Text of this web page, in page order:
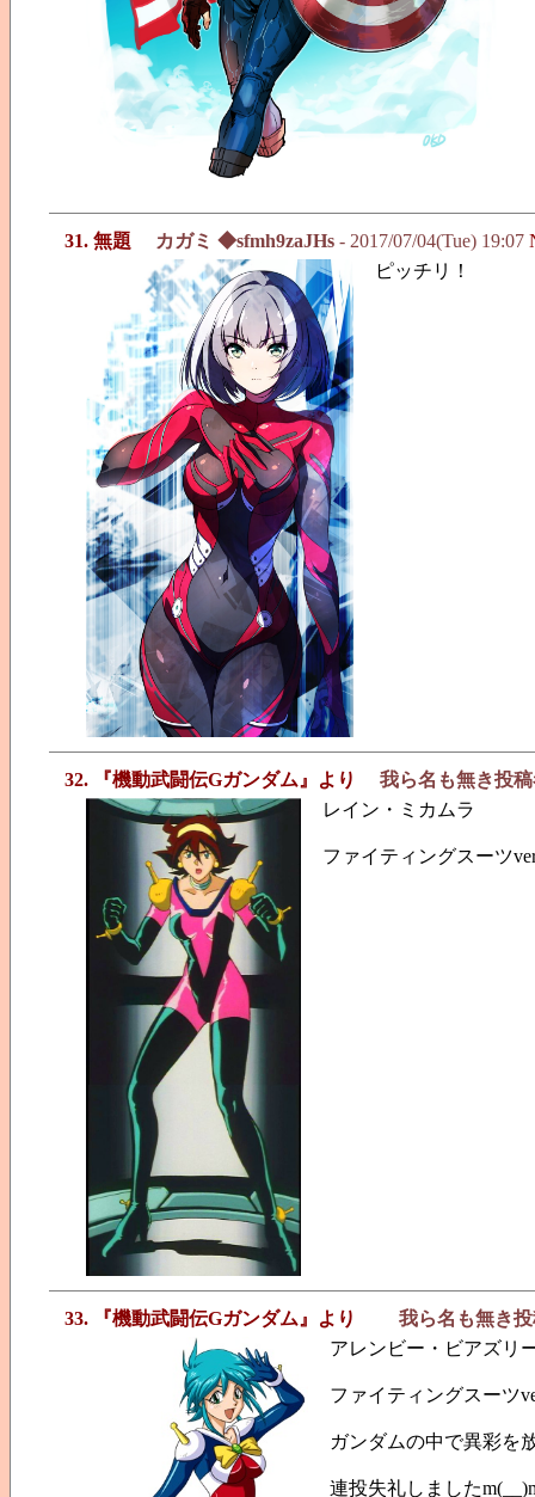
31. 無題 カガミ ◆sfmh9zaJHs - 2017/07/04(Tue) 19:07
ピッチリ！
32. 『機動武闘伝Gガンダム』より
我ら名も無き投
レイン・ミカムラ
ファイティングスーツ
33. 『機動武闘伝Gガンダム』より
我ら名も無き
アレンビー・ビアズリ
ファイティングスーツ
ガンダムの中で異彩を
連投失礼しました